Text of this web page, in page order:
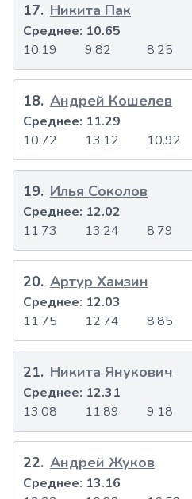
17. Никита Пак
10.19 9.82 8.25
Среднее: 10.65
18. Андрей Кошелев
10.72 13.12 10.92
Среднее: 11.29
19. Илья Соколов
11.73 13.24 8.79
Среднее: 12.02
20. Артур Хамзин
11.75 12.74 8.85
Среднее: 12.03
21. Никита Янукович
13.08 11.89 9.18
Среднее: 12.31
22. Андрей Жуков
Среднее: 13.16